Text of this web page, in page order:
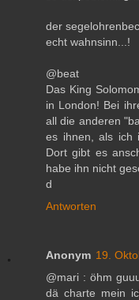
der
echt wahnsinn...!
@beat
Das King
in London! Bei
all die anderen
es ihnen, als ich
Dort gibt es
habe ihn nicht
d
Antworten
Anonym 19.
@mari : öhm
dä charte mein